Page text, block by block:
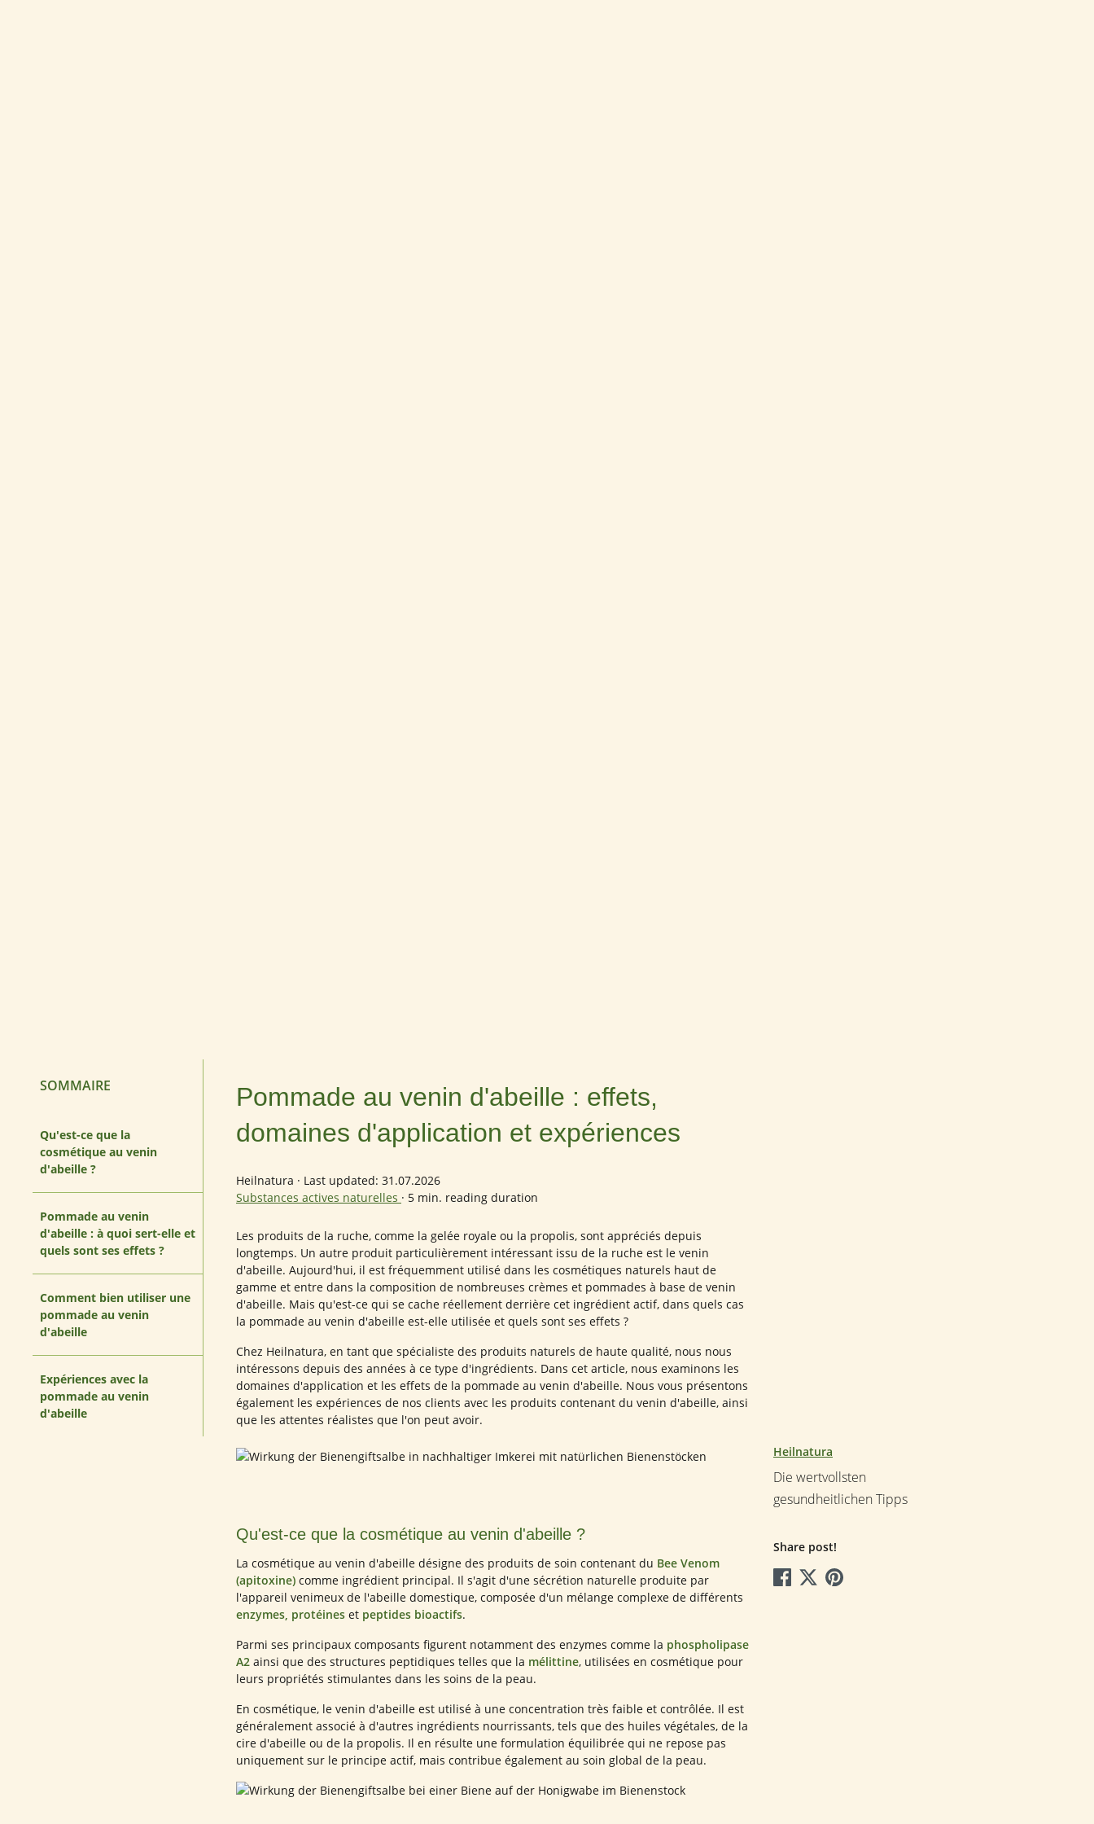
SOMMAIRE
Qu'est-ce que la
cosmétique au venin
d'abeille ?
Pommade au venin
d'abeille : à quoi sert-elle et
quels sont ses effets ?
Comment bien utiliser une
pommade au venin
d'abeille
Expériences avec la
pommade au venin
d'abeille
Pommade au venin d'abeille : effets,
domaines d'application et expériences
Heilnatura · Last updated: 31.07.2026
Substances actives naturelles · 5 min. reading duration
Les produits de la ruche, comme la gelée royale ou la propolis, sont appréciés depuis
longtemps. Un autre produit particulièrement intéressant issu de la ruche est le venin
d'abeille. Aujourd'hui, il est fréquemment utilisé dans les cosmétiques naturels haut de
gamme et entre dans la composition de nombreuses crèmes et pommades à base de venin
d'abeille. Mais qu'est-ce qui se cache réellement derrière cet ingrédient actif, dans quels cas
la pommade au venin d'abeille est-elle utilisée et quels sont ses effets ?
Chez Heilnatura, en tant que spécialiste des produits naturels de haute qualité, nous nous
intéressons depuis des années à ce type d'ingrédients. Dans cet article, nous examinons les
domaines d'application et les effets de la pommade au venin d'abeille. Nous vous présentons
également les expériences de nos clients avec les produits contenant du venin d'abeille, ainsi
que les attentes réalistes que l'on peut avoir.
Heilnatura
Die wertvollsten
gesundheitlichen Tipps
Share post!
Qu'est-ce que la cosmétique au venin d'abeille ?
La cosmétique au venin d'abeille désigne des produits de soin contenant du Bee Venom
(apitoxine) comme ingrédient principal. Il s'agit d'une sécrétion naturelle produite par
l'appareil venimeux de l'abeille domestique, composée d'un mélange complexe de différents
enzymes, protéines et peptides bioactifs.
Parmi ses principaux composants figurent notamment des enzymes comme la phospholipase
A2 ainsi que des structures peptidiques telles que la mélittine, utilisées en cosmétique pour
leurs propriétés stimulantes dans les soins de la peau.
En cosmétique, le venin d'abeille est utilisé à une concentration très faible et contrôlée. Il est
généralement associé à d'autres ingrédients nourrissants, tels que des huiles végétales, de la
cire d'abeille ou de la propolis. Il en résulte une formulation équilibrée qui ne repose pas
uniquement sur le principe actif, mais contribue également au soin global de la peau.